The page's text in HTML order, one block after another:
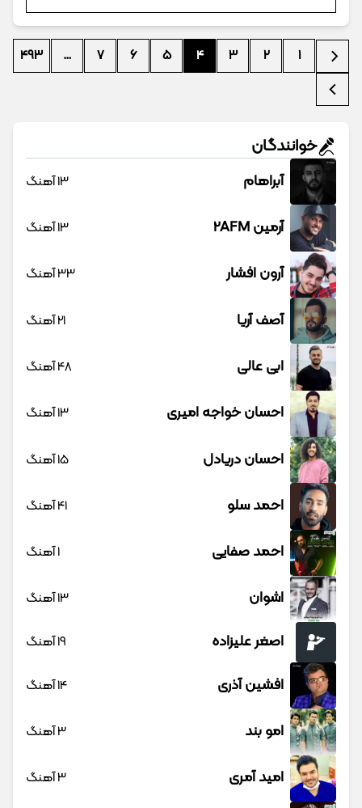
1
2
3
4
5
6
7
…
493
خوانندگان
آبراهام 13 آهنگ
آرمین 2AFM 13 آهنگ
آرون افشار 33 آهنگ
آصف آریا 21 آهنگ
ابی عالی 48 آهنگ
احسان خواجه امیری 13 آهنگ
احسان دریادل 15 آهنگ
احمد سلو 41 آهنگ
احمد صفایی 1 آهنگ
اشوان 13 آهنگ
اصغر علیزاده 19 آهنگ
افشین آذری 14 آهنگ
امو بند 3 آهنگ
امید آمری 3 آهنگ